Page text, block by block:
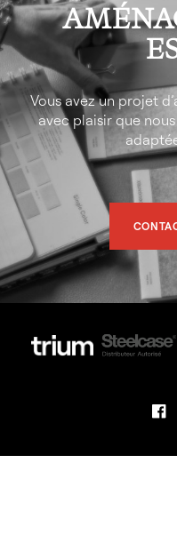
Vous avez un projet
avec plaisir que